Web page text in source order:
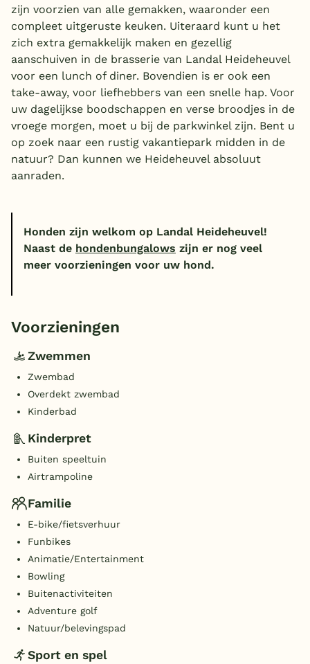
zijn voorzien van alle gemakken, waaronder een
compleet uitgeruste keuken. Uiteraard kunt u het
zich extra gemakkelijk maken en gezellig
aanschuiven in de brasserie van Landal Heideheuvel
voor een lunch of diner. Bovendien is er ook een
take-away, voor liefhebbers van een snelle hap. Voor
uw dagelijkse boodschappen en verse broodjes in de
vroege morgen, moet u bij de parkwinkel zijn. Bent u
op zoek naar een rustig vakantiepark midden in de
natuur? Dan kunnen we Heideheuvel absoluut
aanraden.
Honden zijn welkom op Landal Heideheuvel!
Naast de hondenbungalows zijn er nog veel
meer voorzieningen voor uw hond.
Voorzieningen
Zwemmen
Zwembad
Overdekt zwembad
Kinderbad
Kinderpret
Buiten speeltuin
Airtrampoline
Familie
E-bike/fietsverhuur
Funbikes
Animatie/Entertainment
Bowling
Buitenactiviteiten
Adventure golf
Natuur/belevingspad
Sport en spel